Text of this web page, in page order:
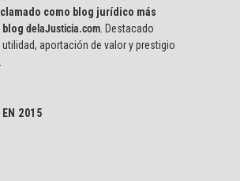
como blog jurídico más
blog delaJusticia.com. Destacado
aportación de valor y prestigio
EN 2015